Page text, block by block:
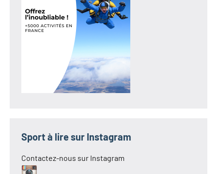
Sport à lire sur Instagram
Contactez-nous sur Instagram